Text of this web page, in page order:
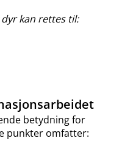
kan rettes til:
betydning for
punkter omfatter: